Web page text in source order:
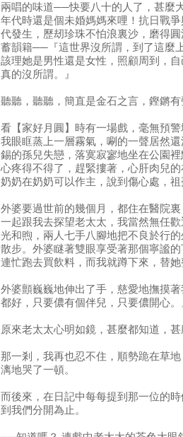
兩唱的味道──快要八十的人了，甚麼
年代時還是個未婚媽媽來哩！抗日戰
代發生，歷刼珍珠不怕浪裏沙，磨得
蓄韻籍──『這世界沒所謂，到了這麼
該理她是男性還是女性，照顧周到，
真的沒所謂。』
聽聽，聽聽，簡直是金石之言，鏗鏘有
看【家好月圓】時有一場戲，毫無預
我眼眶蒸上一層霧氣，唰的一聲居然
錫的孫兒失戀，落寞寂寥地坐在公園
心疼得不得了，趕緊摟著，心肝肉兒
奶奶在奶奶可以作主，說到傷心處，
外婆要過世前的幾個月，都住在醫院
一起跟我去探望老太太，我當然無任
光和煦，兩人七手八腳地把不良於行
散步。外婆瞇著雙眼享受著那個寧謐
連忙跑去買飲料，而我就蹲下來，替
外婆顫巍巍地伸出了手，慈愛地撫摸
都好，只要儂有個伴兒，只要儂開心。
原來老太太心明如鏡，甚麼都知道，
那一剎，我再也忍不住，順勢跪在草
漓地哭了一頓。
而後來，在日記中每每提到那一位的
到我們分開為止。